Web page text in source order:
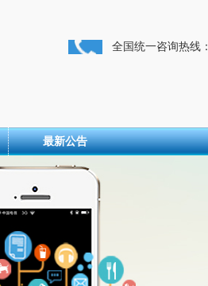
全国统一咨询热线：
最新公告